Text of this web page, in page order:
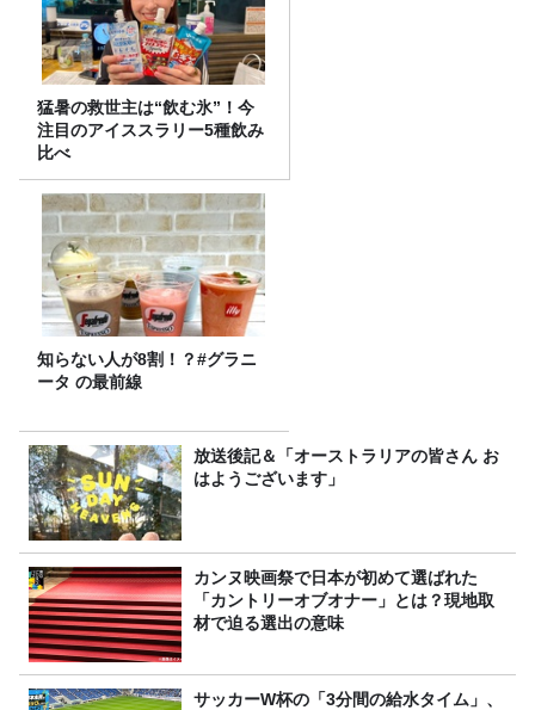
猛暑の救世主は“飲む氷”！今
注目のアイススラリー5種飲み
比べ
知らない人が8割！？#グラニ
ータ の最前線
放送後記＆「オーストラリアの皆さん お
はようございます」
カンヌ映画祭で日本が初めて選ばれた
「カントリーオブオナー」とは？現地取
材で迫る選出の意味
サッカーW杯の「3分間の給水タイム」、